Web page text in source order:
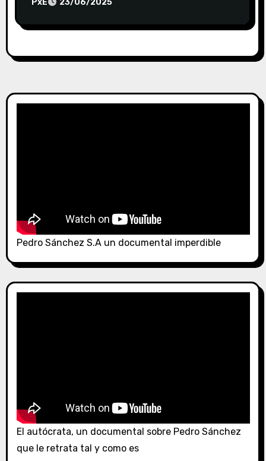
PxE 23/06/2025
Pedro Sánchez S.A un documental imperdible
El autócrata, un documental sobre Pedro Sánchez
que le retrata tal y como es